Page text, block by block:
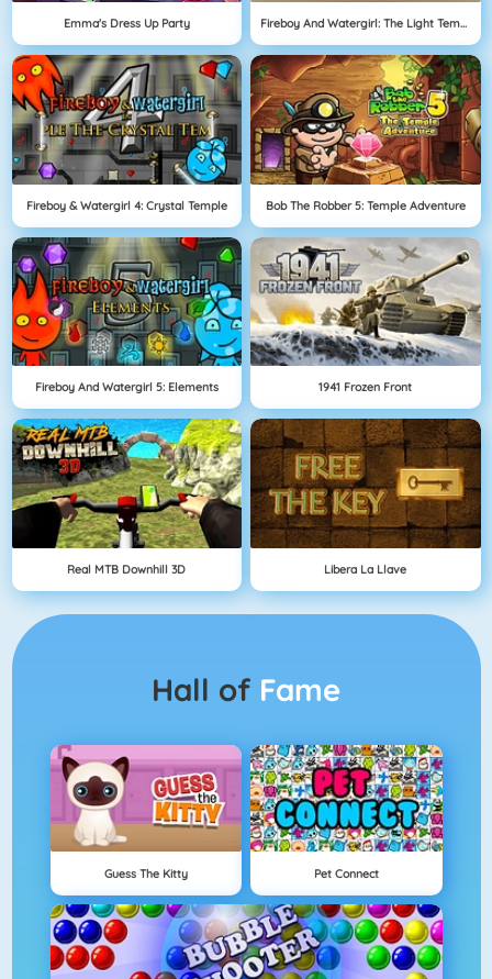
Emma's Dress Up Party Fireboy And Watergirl: The Light Temple
Fireboy & Watergirl 4: Crystal Temple Bob The Robber 5: Temple Adventure
Fireboy And Watergirl 5: Elements 1941 Frozen Front
Real MTB Downhill 3D Libera La Llave
Hall of Fame
Guess The Kitty Pet Connect